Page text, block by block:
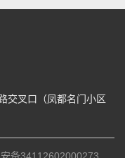
交叉口（凤都名门小区